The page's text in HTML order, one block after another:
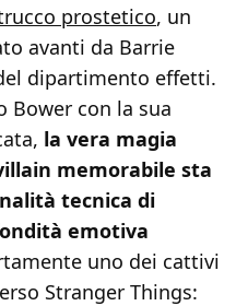
prostetico, un
avanti da Barrie
dipartimento effetti.
Bower con la sua
la vera magia
memorabile sta
tecnica di
emotiva
uno dei cattivi
Stranger Things: